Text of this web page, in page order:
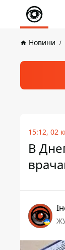
Новини
15:12, 02
В